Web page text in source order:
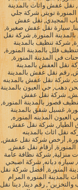
نقل عفش واثاث بالمدينة
تويتر, شركة جلي
باب المجيدي, نقل عفش
سيارة نقل عفش صغيرة,
المنورة, شركة نقل
شركة تنظيف بالمدينة
فلل بالمدينة المنورة,
في المدينة المنورة,
نقل العفش بالمدينة
رقم نقل عفش بالمدينة
شركة نقل عفش بالمدينه
دهب, حي العيون بالمدينة
عفش, شركة نقل عفش
قصور بالمدينة المنورة,
غسيل شقق بالمدينة
المدينه المنوره,
الطيار, شركة نقل عفش,
نقل اثاث بالمدينه
أرخص شركة نقل عفش,
ارقام نقل عفش,
منزلية, شركة نظافة عامة
سياره ديانه, شركة اصبحي
المنورة, أفضل شركة نقل
المنوره المرام
رقم دينا, دينا نقل